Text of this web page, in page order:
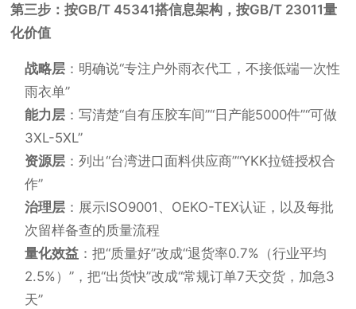
第三步：按GB/T 45341搭信息架构，按GB/T 23011量
化价值
战略层 ：明确说“专注户外雨衣代工，不接低端一次性
雨衣单”
能力层 ：写清楚“自有压胶车间”“日产能5000件”“可做
3XL-5XL”
资源层 ：列出“台湾进口面料供应商”“YKK拉链授权合
作”
治理层 ：展示ISO9001、OEKO-TEX认证，以及每批
次留样备查的质量流程
量化效益 ：把“质量好”改成“退货率0.7%（行业平均
2.5%）”，把“出货快”改成“常规订单7天交货，加急3
天”